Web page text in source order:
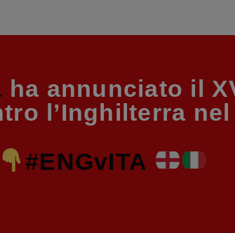
ha annunciato il
l’Inghilterra
#ENGvITA